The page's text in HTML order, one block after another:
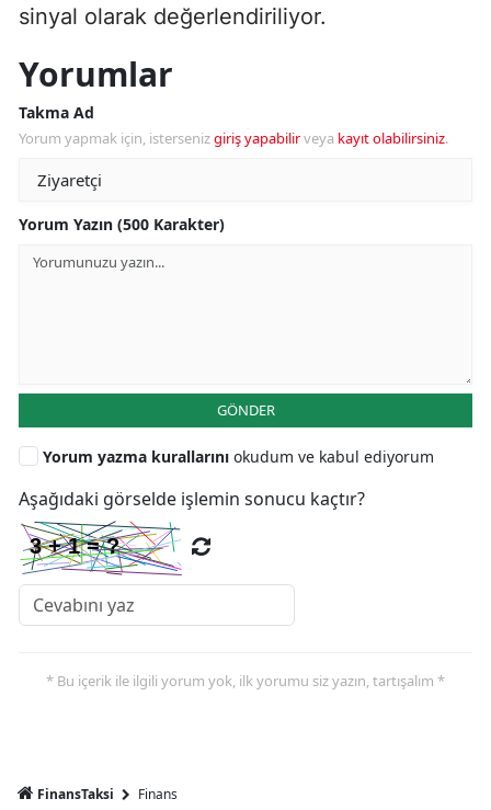
sinyal olarak değerlendiriliyor.
Yorumlar
Takma Ad
Yorum yapmak için, istersenizgiriş yapabilirveya kayıt olabilirsiniz.
Yorum Yazın (500 Karakter)
GÖNDER
Yorum yazma kurallarını okudum ve kabul ediyorum
Aşağıdaki görselde işlemin sonucu kaçtır?
* Bu içerik ile ilgili yorum yok, ilk yorumu siz yazın, tartışalım *
FinansTaksi Finans